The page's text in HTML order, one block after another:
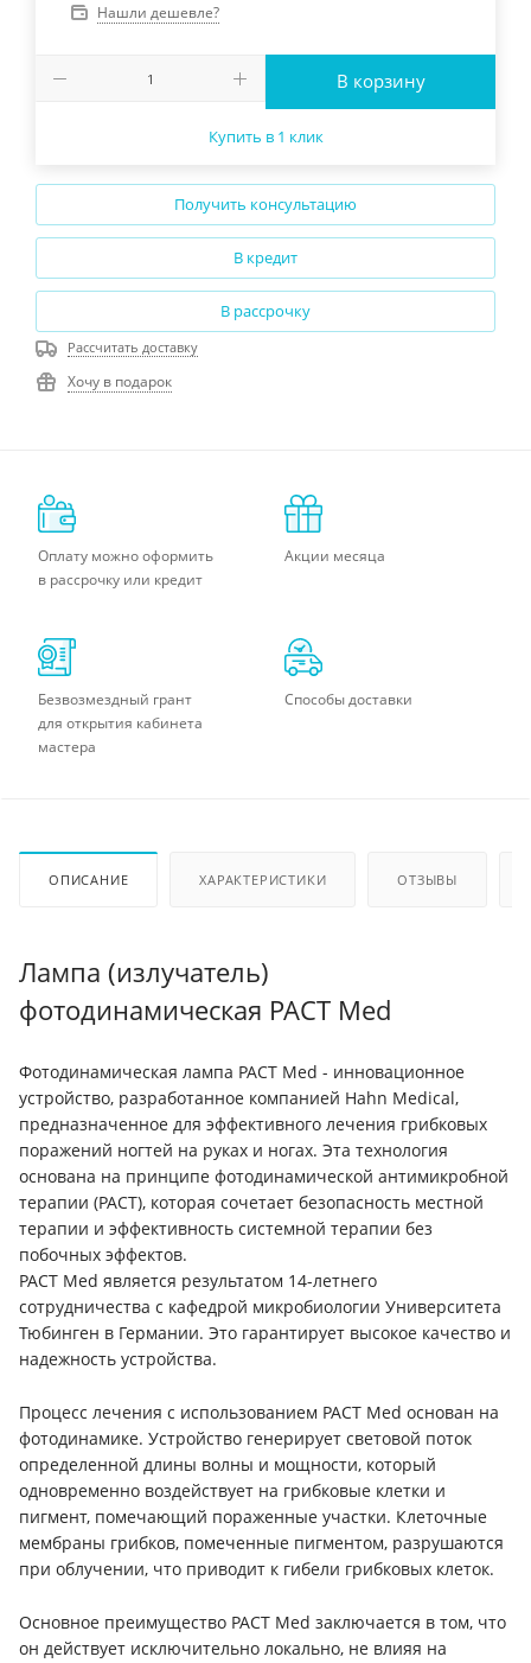
Нашли дешевле?
В корзину
Купить в 1 клик
Получить консультацию
В кредит
В рассрочку
Рассчитать доставку
Хочу в подарок
Оплату можно оформить
в рассрочку или кредит
Акции месяца
Безвозмездный грант
для открытия кабинета
мастера
Способы доставки
ОПИСАНИЕ ХАРАКТЕРИСТИКИ ОТЗЫВЫ
Лампа (излучатель)
фотодинамическая PACT Med
Фотодинамическая лампа PACT Med - инновационное
устройство, разработанное компанией Hahn Medical,
предназначенное для эффективного лечения грибковых
поражений ногтей на руках и ногах. Эта технология
основана на принципе фотодинамической антимикробной
терапии (PACT), которая сочетает безопасность местной
терапии и эффективность системной терапии без
побочных эффектов.
PACT Med является результатом 14-летнего
сотрудничества с кафедрой микробиологии Университета
Тюбинген в Германии. Это гарантирует высокое качество и
надежность устройства.
Процесс лечения с использованием PACT Med основан на
фотодинамике. Устройство генерирует световой поток
определенной длины волны и мощности, который
одновременно воздействует на грибковые клетки и
пигмент, помечающий пораженные участки. Клеточные
мембраны грибков, помеченные пигментом, разрушаются
при облучении, что приводит к гибели грибковых клеток.
Основное преимущество PACT Med заключается в том, что
он действует исключительно локально, не влияя на